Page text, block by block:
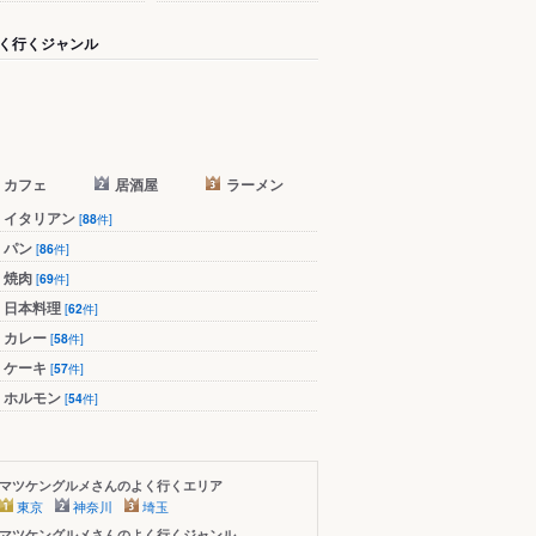
行くジャンル
カフェ 居酒屋
ラーメン
イタリアン [88件]
パン [86件]
焼肉 [69件]
日本料理 [62件]
カレー [58件]
ケーキ [57件]
ホルモン [54件]
マツケングルメさんのよく行くエリア
東京 神奈川 埼玉